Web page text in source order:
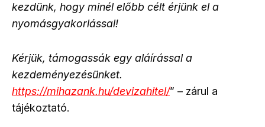
kezdünk, hogy minél előbb célt érjünk el a
nyomásgyakorlással!
Kérjük, támogassák egy aláírással a
kezdeményezésünket.
https://mihazank.hu/devizahitel/” – zárul a
tájékoztató.